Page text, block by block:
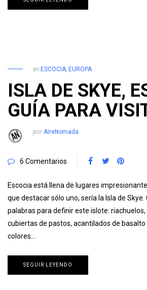
en ESCOCIA, EUROPA
ISLA DE SKYE,
GUÍA PARA
por AireNomada
6 Comentarios
Escocia está llena de lugares
que destacar sólo uno, sería la Isla de
palabras para definir este islote:
cubiertas de pastos, acantilados de
colores…
SEGUIR LEYENDO